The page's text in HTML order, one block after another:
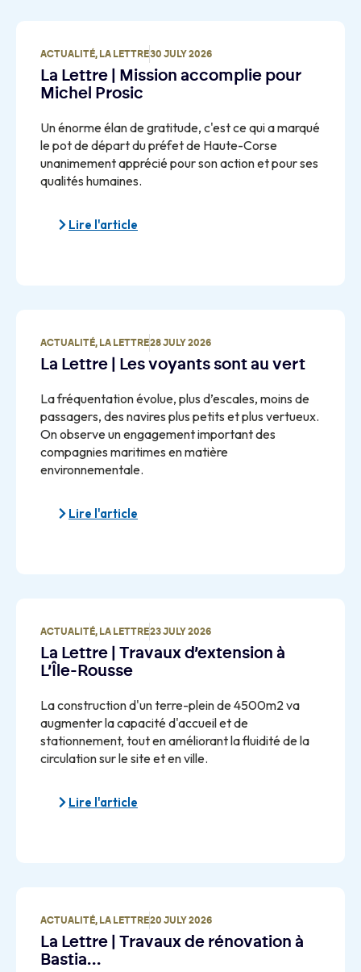
ACTUALITÉ, LA LETTRE30 JULY 2026
La Lettre | Mission accomplie pour
Michel Prosic
Un énorme élan de gratitude, c'est ce qui a marqué
le pot de départ du préfet de Haute-Corse
unanimement apprécié pour son action et pour ses
qualités humaines.
Lire l'article
ACTUALITÉ, LA LETTRE28 JULY 2026
La Lettre | Les voyants sont au vert
La fréquentation évolue, plus d’escales, moins de
passagers, des navires plus petits et plus vertueux.
On observe un engagement important des
compagnies maritimes en matière
environnementale.
Lire l'article
ACTUALITÉ, LA LETTRE23 JULY 2026
La Lettre | Travaux d’extension à
L’Île-Rousse
La construction d'un terre-plein de 4500m2 va
augmenter la capacité d'accueil et de
stationnement, tout en améliorant la fluidité de la
circulation sur le site et en ville.
Lire l'article
ACTUALITÉ, LA LETTRE20 JULY 2026
La Lettre | Travaux de rénovation à
Bastia…